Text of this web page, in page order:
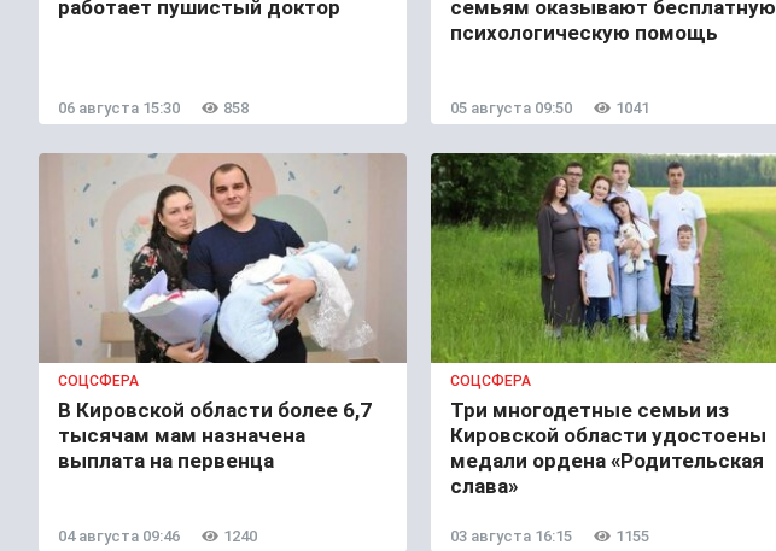
работает пушистый доктор
06 августа 15:30 858
семьям оказывают бесплатную
психологическую помощь
05 августа 09:50 1041
СОЦСФЕРА
В Кировской области более 6,7
тысячам мам назначена
выплата на первенца
04 августа 09:46 1240
СОЦСФЕРА
Три многодетные семьи из
Кировской области удостоены
медали ордена «Родительская
слава»
03 августа 16:15 1155